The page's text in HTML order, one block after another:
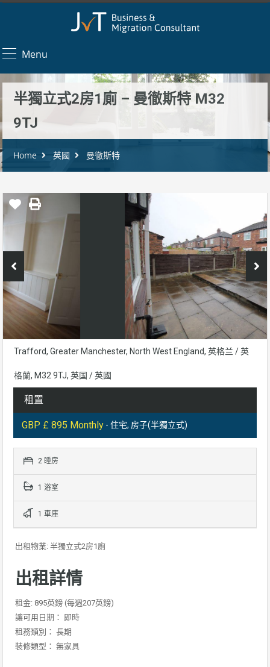
Menu
半獨立式2房1廁 – 曼徹斯特 M32
9TJ
Home 英國 曼徹斯特
Trafford, Greater Manchester, North West England, 英格兰 / 英
格蘭, M32 9TJ, 英国 / 英國
租置
GBP £ 895 Monthly - 住宅, 房子(半獨立式)
2 睡房
1 浴室
1 車庫
出租物業: 半獨立式2房1廁
出租詳情
租金: 895英鎊 (每週207英鎊)
讓可用日期： 即時
租務類別： 長期
裝修類型： 無家具